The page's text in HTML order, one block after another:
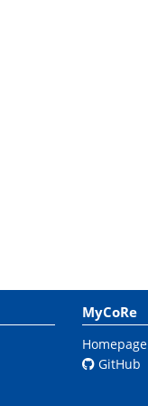
MyCoRe
Homepage
GitHub